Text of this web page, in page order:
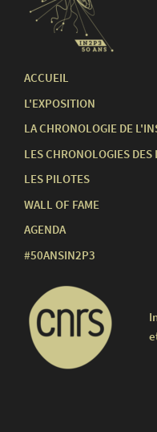
ACCUEIL
L'EXPOSITION
LA CHRONOLOGIE DE
LES CHRONOLOGIES DES
LES PILOTES
WALL OF FAME
AGENDA
#50ANSIN2P3